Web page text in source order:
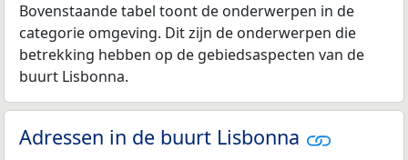
Bovenstaande tabel toont de onderwerpen in de
categorie omgeving. Dit zijn de onderwerpen die
betrekking hebben op de gebiedsaspecten van de
buurt Lisbonna.
Adressen in de buurt Lisbonna